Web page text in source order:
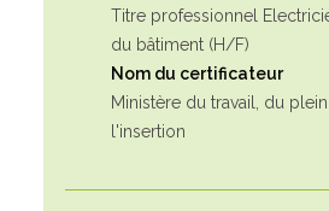
Titre professionnel
du bâtiment (H/F)
Nom du certificateur
Ministère du travail, du
l'insertion